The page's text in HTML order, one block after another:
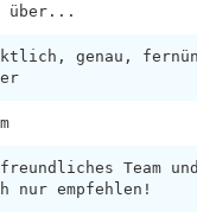
über...
genau,
Team
nur empfehlen!